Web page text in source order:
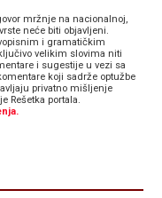
mržnje na nacionalnoj,
neće biti objavljeni.
i gramatičkim
velikim slovima niti
i sugestije u vezi sa
koji sadrže optužbe
privatno mišljenje
Rešetka portala.